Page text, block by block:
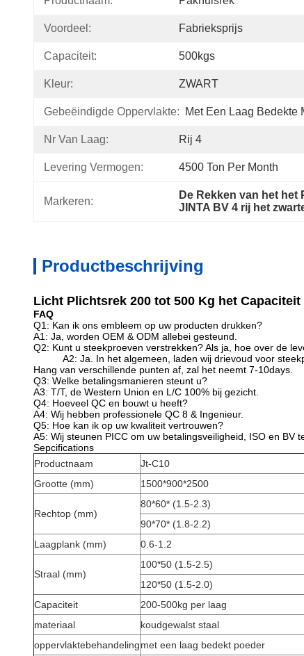
Voordeel: Fabrieksprijs
Capaciteit: 500kgs
Kleur: ZWART
Gebeëindigde Oppervlakte: Met Een Laag Bedekte
Nr Van Laag: Rij 4
Levering Vermogen: 4500 Ton Per Month
Markeren:
De Rekken van het het
JINTA BV 4 rij het
Productbeschrijving
Licht Plichtsrek 200 tot 500 Kg het
FAQ
Q1: Kan ik ons embleem op uw producten drukken?
A1: Ja, worden OEM & ODM allebei gesteund.
Q2: Kunt u steekproeven verstrekken? Als ja, hoe over de
A2: Ja. In het algemeen, laden wij drievoud voor
Hang van verschillende punten af, zal het neemt 7-10days.
Q3: Welke betalingsmanieren steunt u?
A3: T/T, de Western Union en L/C 100% bij gezicht.
Q4: Hoeveel QC en bouwt u heeft?
A4: Wij hebben professionele QC 8 & Ingenieur.
Q5: Hoe kan ik op uw kwaliteit vertrouwen?
A5: Wij steunen PICC om uw betalingsveiligheid, ISO en BV
Sepcifications
Productnaam
Jt-C10
Grootte (mm)
1500*900*2500
Rechtop (mm)
80*60* (1.5-2.3)
90*70* (1.8-2.2)
Laagplank (mm)
0.6-1.2
Straal (mm)
100*50 (1.5-2.5)
120*50 (1.5-2.0)
Capaciteit
200-500kg per laag
materiaal
koudgewalst staal
oppervlaktebehandelingmet een laag bedekt poeder